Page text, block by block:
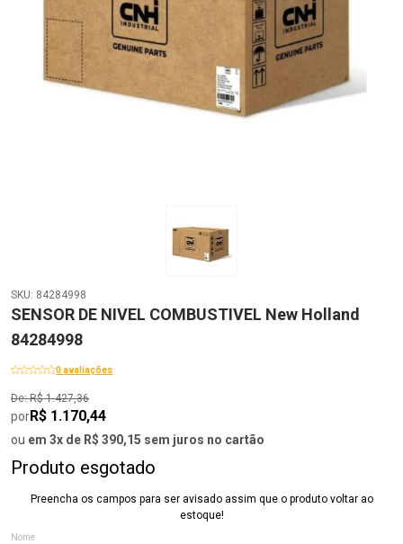
SKU: 84284998
SENSOR DE NIVEL COMBUSTIVEL New Holland
84284998
0 avaliações
De: R$ 1.427,36
porR$ 1.170,44
ou em 3x de R$ 390,15 sem juros no cartão
Produto esgotado
Preencha os campos para ser avisado assim que o produto voltar ao
estoque!